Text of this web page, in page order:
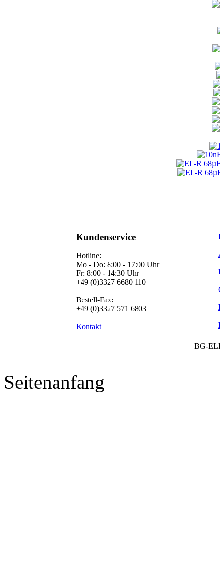
Kundenservice
Hotline:
Mo - Do: 8:00 - 17:00 Uhr
Fr: 8:00 - 14:30 Uhr
+49 (0)3327 6680 110
Bestell-Fax:
+49 (0)3327 571 6803
Kontakt
BG-
Seitenanfang